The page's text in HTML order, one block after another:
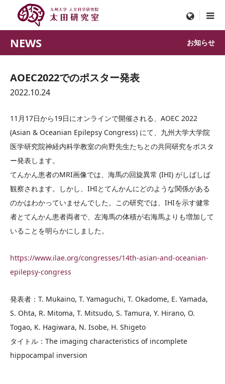
menu
NEWS お知らせ
AOEC2022でのポスター発表
2022.10.24
11月17日から19日にオンラインで開催される、AOEC 2022
(Asian & Oceanian Epilepsy Congress) にて、九州大学大学院
医学研究院神経内科学教室の向野先生たちとの共同研究をポスタ
ー発表します。
てんかん患者のMRI画像では、海馬の回旋異常 (IHI) がしばしば
観察されます。しかし、IHIとてんかんにどのような関係がある
のかはわかっていませんでした。この研究では、IHIを示す健常
者とてんかん患者両者で、左海馬の体積が右海馬よりも増加して
いることを明らかにしました。
https://www.ilae.org/congresses/14th-asian-and-oceanian-
epilepsy-congress
発表者：T. Mukaino, T. Yamaguchi, T. Okadome, E. Yamada,
S. Ohta, R. Mitoma, T. Mitsudo, S. Tamura, Y. Hirano, O.
Togao, K. Hagiwara, N. Isobe, H. Shigeto
タイトル：The imaging characteristics of incomplete
hippocampal inversion